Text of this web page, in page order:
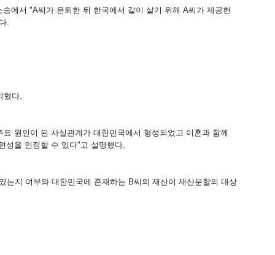
에서 "A씨가 은퇴한 뒤 한국에서 같이 살기 위해 A씨가 제공한
.
혔다.
원인이 된 사실관계가 대한민국에서 형성되었고 이혼과 함께
성을 인정할 수 있다"고 설명했다.
지 여부와 대한민국에 존재하는 B씨의 재산이 재산분할의 대상